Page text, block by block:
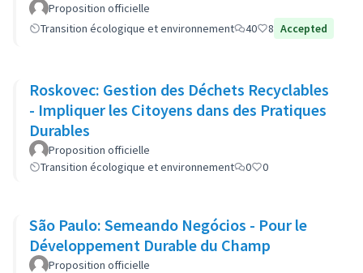
Proposition officielle
Transition écologique et environnement
40 8 Accepted
Roskovec: Gestion des Déchets Recyclables
- Impliquer les Citoyens dans des Pratiques
Durables
Proposition officielle
Transition écologique et environnement
0 0
São Paulo: Semeando Negócios - Pour le
Développement Durable du Champ
Proposition officielle